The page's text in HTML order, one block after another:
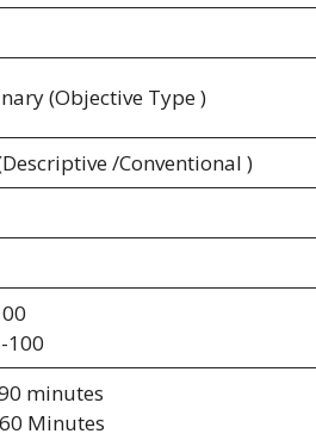
(Objective Type )
/Conventional )
100
minutes
Minutes